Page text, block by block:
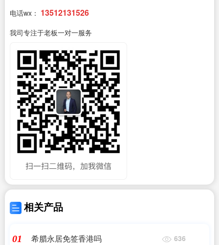
电话wx： 13512131526
我司专注于老板一对一服务
相关产品
01 希腊永居免签香港吗 636